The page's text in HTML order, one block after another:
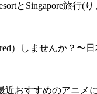
とSingapore旅行(
）しませんか？〜
おすすめのアニメ